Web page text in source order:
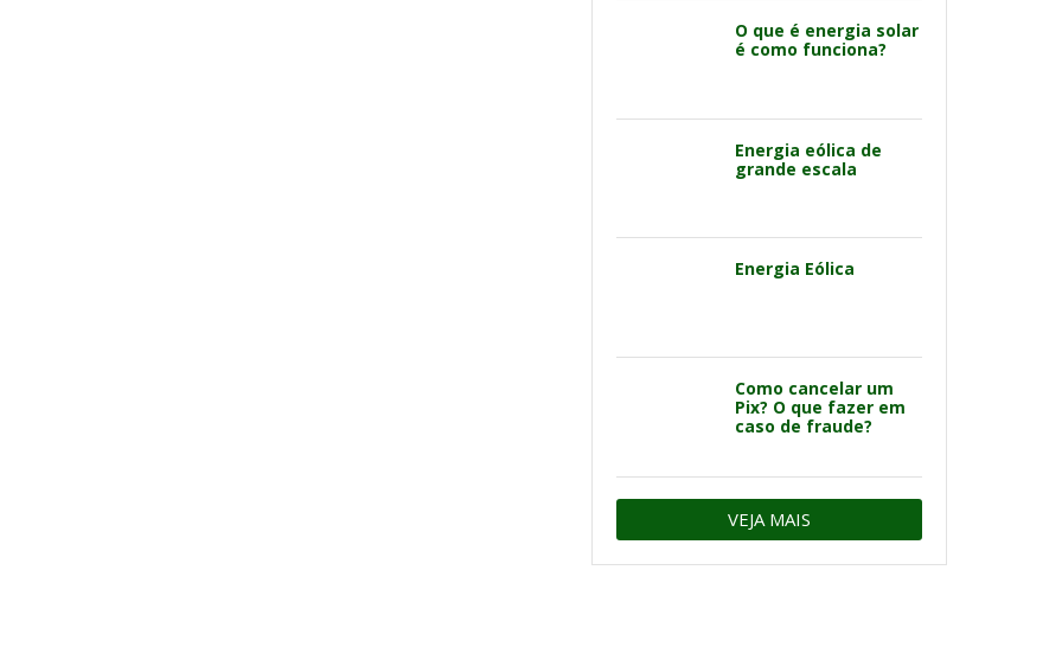
O que é energia solar
é como funciona?
Energia eólica de
grande escala
Energia Eólica
Como cancelar um
Pix? O que fazer em
caso de fraude?
VEJA MAIS